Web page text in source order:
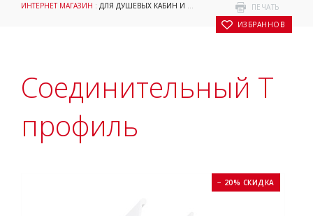
ПЕЧАТЬ
В ИЗБРАННОЕ
ИНТЕРНЕТ МАГАЗИН : ДЛЯ ДУШЕВЫХ КАБИН И ДВЕРЕЙ АКСЕССУАРЫ:
Соединительный T
профиль
− 20% СКИДКА